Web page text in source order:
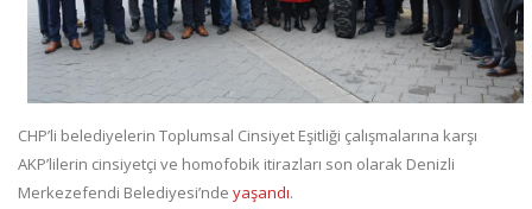
CHP’li belediyelerin Toplumsal Cinsiyet Eşitliği çalışmalarına karşı
AKP’lilerin cinsiyetçi ve homofobik itirazları son olarak Denizli
Merkezefendi Belediyesi’nde yaşandı.